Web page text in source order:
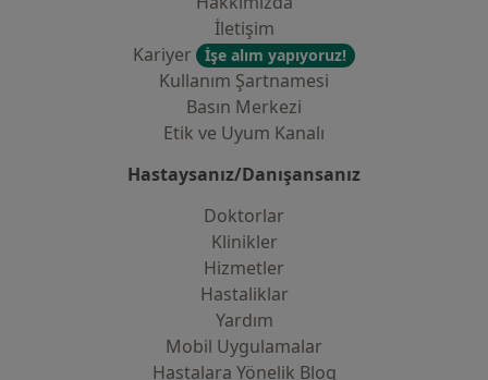
İletişim
Kariyer
İşe alım yapıyoruz!
Kullanım Şartnamesi
Basın Merkezi
Etik ve Uyum Kanalı
Hastaysanız/Danışansanız
Doktorlar
Klinikler
Hizmetler
Hastaliklar
Yardım
Mobil Uygulamalar
Hastalara Yönelik Blog